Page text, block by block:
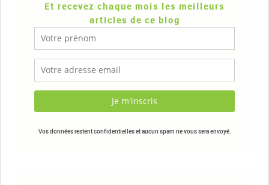
Et recevez chaque mois les meilleurs
articles de ce blog
Vos données restent confidentielles et aucun spam ne vous sera envoyé.